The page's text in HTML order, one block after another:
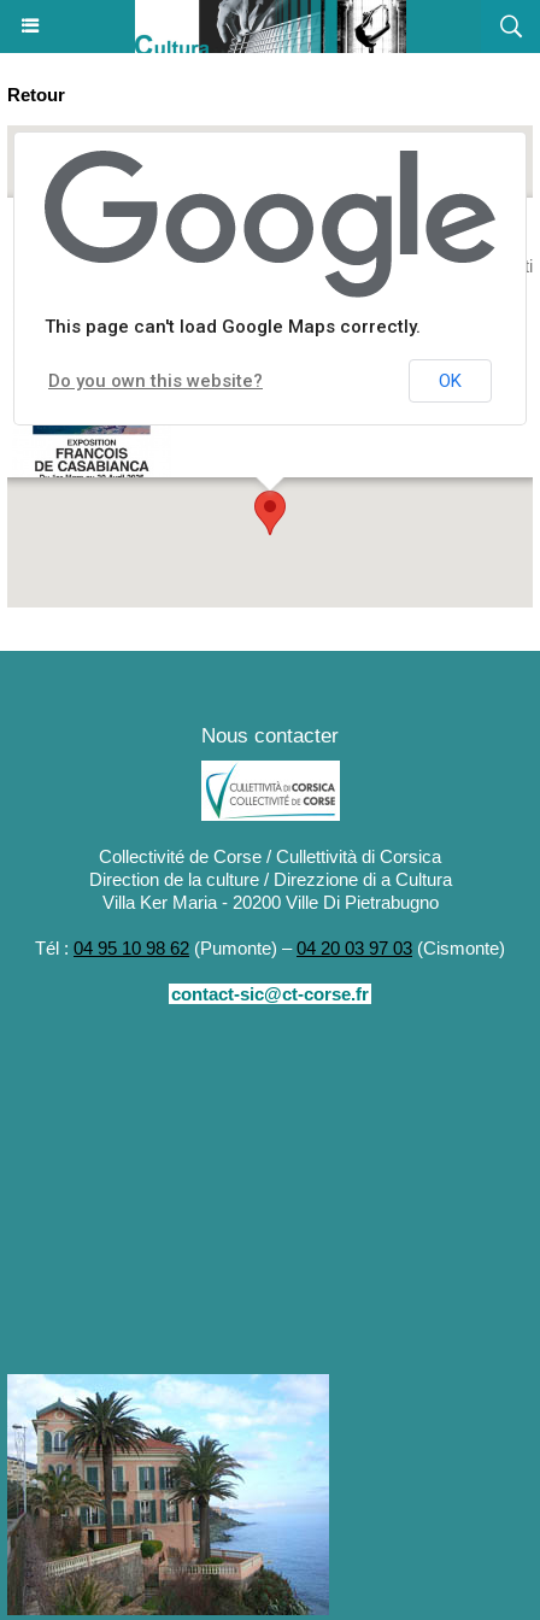
Retour
Exposition : François de Casabianca - Centre Vision Futura -
This page can't load Google Maps correctly.
Do you own this website? OK
Nous contacter
Collectivité de Corse / Cullettività di Corsica
Direction de la culture / Direzzione di a Cultura
Villa Ker Maria - 20200 Ville Di Pietrabugno
Tél : 04 95 10 98 62 (Pumonte) –04 20 03 97 03 (Cismonte)
contact-sic@ct-corse.fr